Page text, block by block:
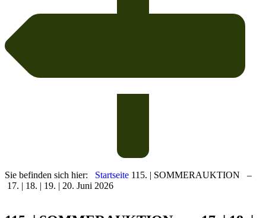
Sie befinden sich hier: Startseite 115. | SOMMERAUKTION –
17. | 18. | 19. | 20. Juni 2026